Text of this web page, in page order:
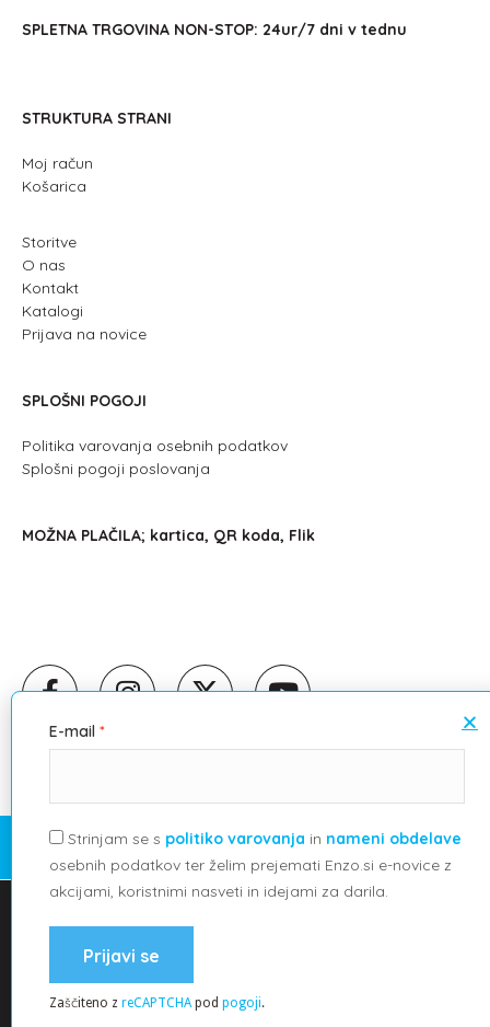
SPLETNA TRGOVINA NON-STOP: 24ur/7 dni v tednu
STRUKTURA STRANI
Moj račun
Košarica
Storitve
O nas
Kontakt
Katalogi
Prijava na novice
SPLOŠNI POGOJI
Politika varovanja osebnih podatkov
Splošni pogoji poslovanja
MOŽNA PLAČILA; kartica, QR koda, Flik
© 2026
EG, trgovina in storitve d.o.o.
splošni pogoji poslovanja
Webtim
Uporabljamo piškotke, da vam zagotovimo najboljšo izkušnjo
na naši spletni strani.
Lahko izveste več o tem, katere piškotke uporabljamo ali jih
Sprejmi Nastavitve Close GDPR Cookie Banner
E-mail
Strinjam se s politiko varovanja in nameni obdelave
osebnih podatkov ter želim prejemati Enzo.si e-novice z
akcijami, koristnimi nasveti in idejami za darila.
Prijavi se
Zaščiteno z reCAPTCHApod pogoji.